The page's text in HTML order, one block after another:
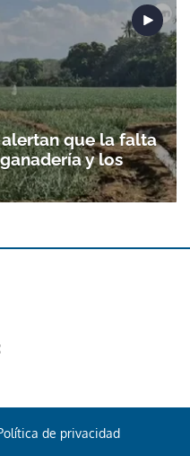
que la falta
y los
de privacidad